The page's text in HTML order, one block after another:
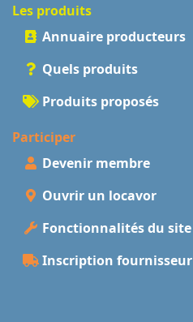
Les produits
Annuaire producteurs
Quels produits
Produits proposés
Participer
Devenir membre
Ouvrir un locavor
Fonctionnalités du site
Inscription fournisseur